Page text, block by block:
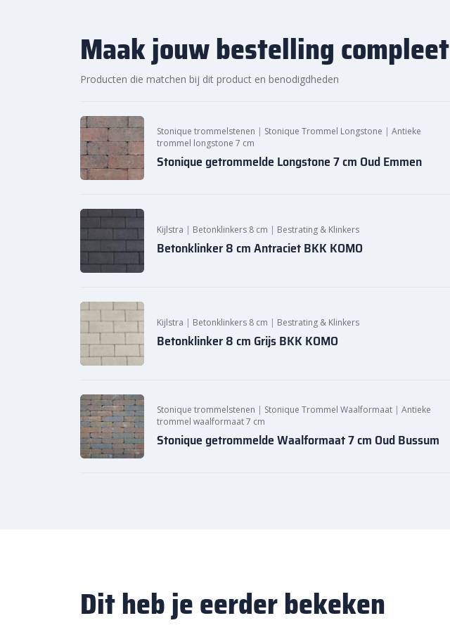
Maak jouw bestelling compleet
Producten die matchen bij dit product en benodigdheden
Stonique trommelstenen | Stonique Trommel Longstone | Antieke
trommel longstone 7 cm
Stonique getrommelde Longstone 7 cm Oud Emmen
Kijlstra | Betonklinkers 8 cm | Bestrating & Klinkers
Betonklinker 8 cm Antraciet BKK KOMO
Kijlstra | Betonklinkers 8 cm | Bestrating & Klinkers
Betonklinker 8 cm Grijs BKK KOMO
Stonique trommelstenen | Stonique Trommel Waalformaat | Antieke
trommel waalformaat 7 cm
Stonique getrommelde Waalformaat 7 cm Oud Bussum
Dit heb je eerder bekeken